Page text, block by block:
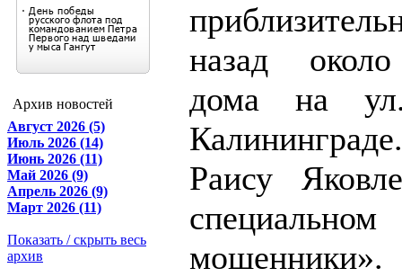
Архив новостей
Август 2026 (5)
Июль 2026 (14)
Июнь 2026 (11)
Май 2026 (9)
Апрель 2026 (9)
Март 2026 (11)
Показать / скрыть весь
архив
назад около
дома на
Раису
мошенники».